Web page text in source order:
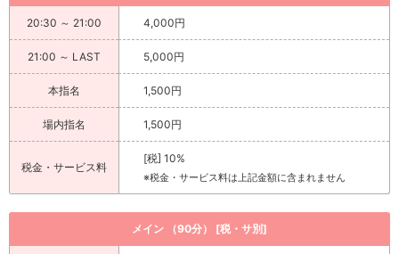
記事を開く華乃心のTikTokのフォローといいね！もお
願いします❤
20:30 ～ 21:00 4,000円
21:00 ～ LAST 5,000円
本指名 1,500円
場内指名 1,500円
税金・サービス料
[税] 10%
※税金・サービス料は上記金額に含まれません
メイン （90分） [税・サ別]